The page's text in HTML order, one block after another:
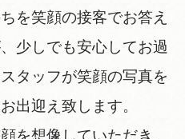
を笑顔の接客でお答え
少しでも安心してお過
タッフが笑顔の写真を
出迎え致します。
を想像していただき、